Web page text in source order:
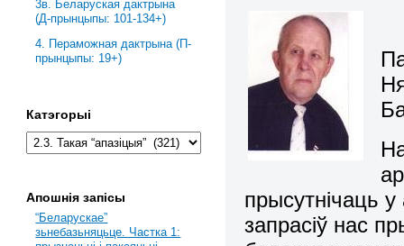
прысутнічаць у
запрасіў нас
3в. Беларуская дактрына
(Д-прынцыпы: 101-134+)
4. Пераможная дактрына (П-
прынцыпы: 19+)
Катэгорыі
Апошнія запісы
“Беларускае”
зьнебазьняцьце. Частка 1: